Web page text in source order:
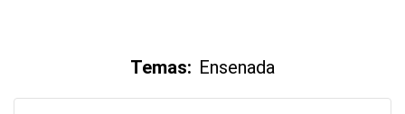
Temas: Ensenada